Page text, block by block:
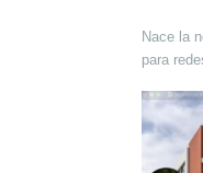
Nace la
para